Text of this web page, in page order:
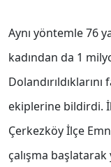
Aynı yöntemle 76
kadından da 1
ekiplerine bildirdi.
Çerkezköy İlçe
çalışma başlatarak